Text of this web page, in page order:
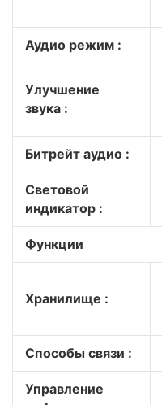
Аудио режим :
Улучшение
звука :
Битрейт аудио :
Световой
индикатор :
Функции
Хранилище :
Способы связи :
Управление